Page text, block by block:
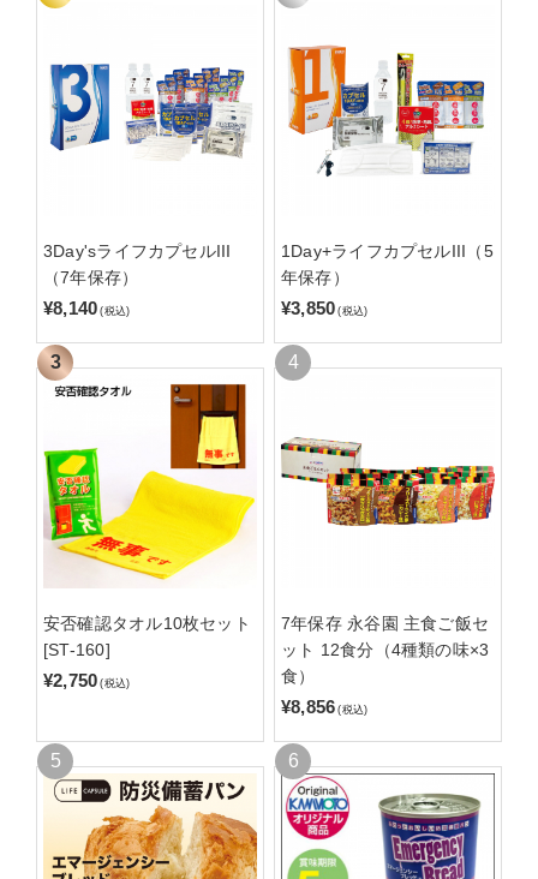
3Day'sライフカプセルIII
（7年保存）
¥8,140 (税込)
1Day+ライフカプセルIII（5
年保存）
¥3,850 (税込)
安否確認タオル10枚セット
[ST-160]
¥2,750 (税込)
7年保存 永谷園 主食ご飯セ
ット 12食分（4種類の味×3
食）
¥8,856 (税込)